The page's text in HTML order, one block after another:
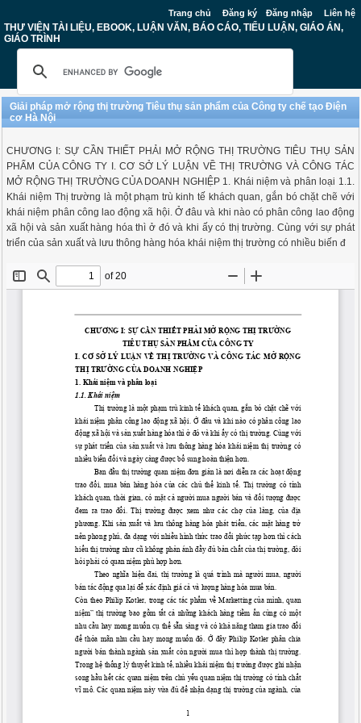
Trang chủ Đăng ký Đăng nhập Liên hệ
THƯ VIỆN TÀI LIỆU, EBOOK, LUẬN VĂN, BÁO CÁO, TIỂU LUẬN, GIÁO ÁN,
GIÁO TRÌNH
Giải pháp mở rộng thị trường Tiêu thụ sản phẩm của Công ty chế tạo Điện
cơ Hà Nội
CHƯƠNG I: SỰ CẦN THIẾT PHẢI MỞ RỘNG THỊ TRƯỜNG TIÊU THỤ SẢN
PHẨM CỦA CÔNG TY I. CƠ SỞ LÝ LUẬN VỀ THỊ TRƯỜNG VÀ CÔNG TÁC
MỞ RỘNG THỊ TRƯỜNG CỦA DOANH NGHIỆP 1. Khái niệm và phân loại 1.1.
Khái niệm Thị trường là một phạm trù kinh tế khách quan, gắn bó chặt chẽ với
khái niệm phân công lao động xã hội. Ở đâu và khi nào có phân công lao động
xã hội và sản xuất hàng hóa thì ở đó và khi ấy có thị trường. Cùng với sự phát
triển của sản xuất và lưu thông hàng hóa khái niệm thị trường có nhiều biến đ